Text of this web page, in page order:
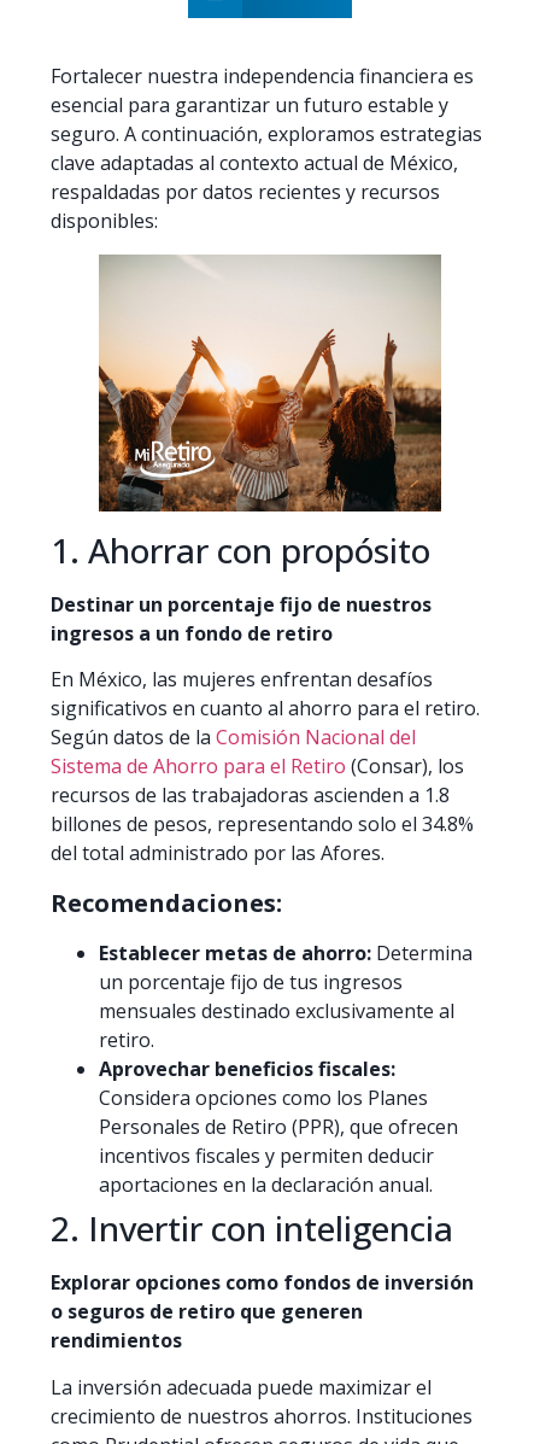
Fortalecer nuestra independencia financiera es
esencial para garantizar un futuro estable y
seguro. A continuación, exploramos estrategias
clave adaptadas al contexto actual de México,
respaldadas por datos recientes y recursos
disponibles:
1. Ahorrar con propósito
Destinar un porcentaje fijo de nuestros
ingresos a un fondo de retiro
En México, las mujeres enfrentan desafíos
significativos en cuanto al ahorro para el retiro.
Según datos de la Comisión Nacional del
Sistema de Ahorro para el Retiro (Consar), los
recursos de las trabajadoras ascienden a 1.8
billones de pesos, representando solo el 34.8%
del total administrado por las Afores.
Recomendaciones:
Establecer metas de ahorro: Determina
un porcentaje fijo de tus ingresos
mensuales destinado exclusivamente al
retiro.​
Aprovechar beneficios fiscales:
Considera opciones como los Planes
Personales de Retiro (PPR), que ofrecen
incentivos fiscales y permiten deducir
aportaciones en la declaración anual.
2. Invertir con inteligencia
Explorar opciones como fondos de inversión
o seguros de retiro que generen
rendimientos
La inversión adecuada puede maximizar el
crecimiento de nuestros ahorros. Instituciones